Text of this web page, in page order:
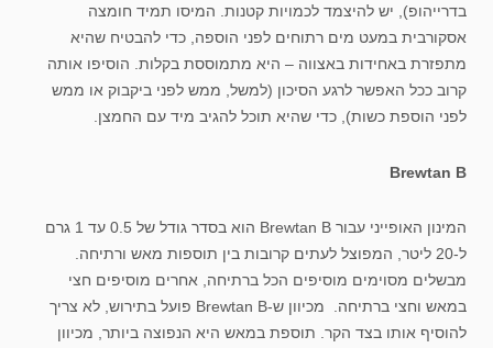
בדרייהופ), יש להיצמד לכמויות קטנות. המיסו תמיד חומצה
אסקורבית במעט מים רתוחים לפני הוספה, כדי להבטיח שהיא
מתפזרת באחידות באצווה – היא מתמוססת בקלות. הוסיפו אותה
קרוב ככל האפשר לרגע הסיכון (למשל, ממש לפני ביקבוק או ממש
לפני הוספת כשות), כדי שהיא תוכל להגיב מיד עם החמצן.
Brewtan B
המינון האופייני עבור Brewtan B הוא בסדר גודל של 0.5 עד 1 גרם
ל-20 ליטר, המפוצל לעתים קרובות בין תוספות מאש ורתיחה.
מבשלים מסוימים מוסיפים הכל ברתיחה, אחרים מוסיפים חצי
במאש וחצי ברתיחה. מכיוון ש-Brewtan B פועל בתירוש, לא צריך
להוסיף אותו בצד הקר. תוספת במאש היא הנפוצה ביותר, מכיוון